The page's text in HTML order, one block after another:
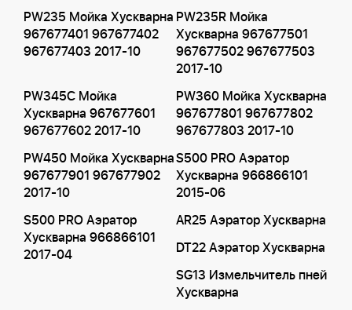
PW235 Мойка Хускварна
967677401 967677402
967677403 2017-10
PW235R Мойка
Хускварна 967677501
967677502 967677503
2017-10
PW345C Мойка
Хускварна 967677601
967677602 2017-10
PW360 Мойка Хускварна
967677801 967677802
967677803 2017-10
PW450 Мойка Хускварна
967677901 967677902
2017-10
S500 PRO Аэратор
Хускварна 966866101
2015-06
S500 PRO Аэратор
Хускварна 966866101
2017-04
AR25 Аэратор Хускварна
DT22 Аэратор Хускварна
SG13 Измельчитель пней
Хускварна